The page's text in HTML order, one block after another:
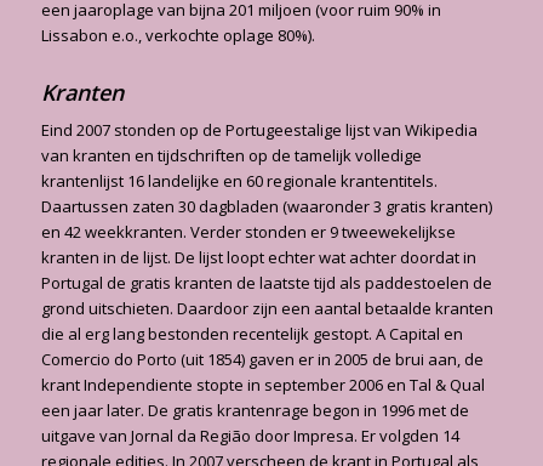
een jaaroplage van bijna 201 miljoen (voor ruim 90% in
Lissabon e.o., verkochte oplage 80%).
Kranten
Eind 2007 stonden op de Portugeestalige lijst van Wikipedia
van kranten en tijdschriften op de tamelijk volledige
krantenlijst 16 landelijke en 60 regionale krantentitels.
Daartussen zaten 30 dagbladen (waaronder 3 gratis kranten)
en 42 weekkranten. Verder stonden er 9 tweewekelijkse
kranten in de lijst. De lijst loopt echter wat achter doordat in
Portugal de gratis kranten de laatste tijd als paddestoelen de
grond uitschieten. Daardoor zijn een aantal betaalde kranten
die al erg lang bestonden recentelijk gestopt. A Capital en
Comercio do Porto (uit 1854) gaven er in 2005 de brui aan, de
krant In­dependiente stopte in september 2006 en Tal & Qual
een jaar later. De gratis krantenrage begon in 1996 met de
uitgave van Jornal da Região door Impresa. Er volgden 14
regionale edities. In 2007 verscheen de krant in Portugal als